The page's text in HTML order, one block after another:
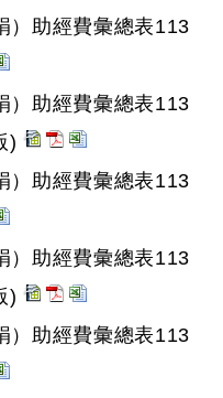
）助經費彙總表113
）助經費彙總表113
)
）助經費彙總表113
）助經費彙總表113
)
）助經費彙總表113